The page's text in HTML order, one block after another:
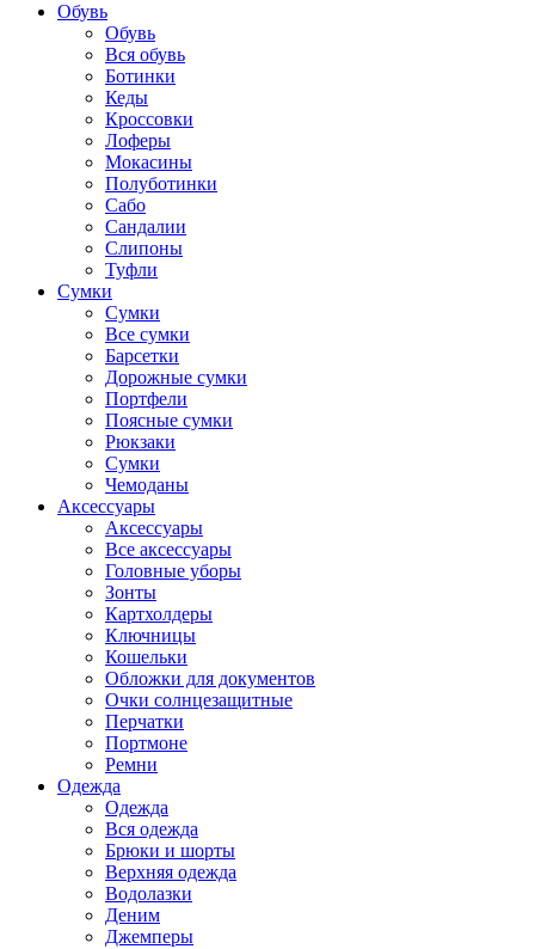
Обувь
Обувь
Вся обувь
Ботинки
Кеды
Кроссовки
Лоферы
Мокасины
Полуботинки
Сабо
Сандалии
Слипоны
Туфли
Сумки
Сумки
Все сумки
Барсетки
Дорожные сумки
Портфели
Поясные сумки
Рюкзаки
Сумки
Чемоданы
Аксессуары
Аксессуары
Все аксессуары
Головные уборы
Зонты
Картхолдеры
Ключницы
Кошельки
Обложки для документов
Очки солнцезащитные
Перчатки
Портмоне
Ремни
Одежда
Одежда
Вся одежда
Брюки и шорты
Верхняя одежда
Водолазки
Деним
Джемперы